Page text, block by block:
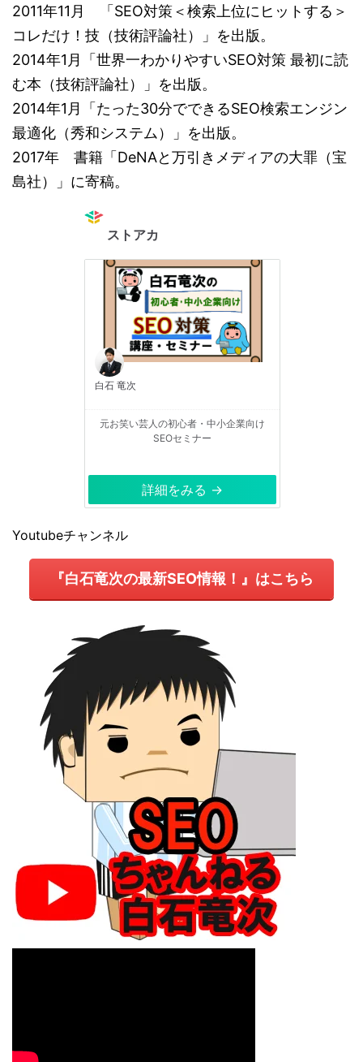
2011年11月 「SEO対策＜検索上位にヒットする＞
コレだけ！技（技術評論社）」を出版。
2014年1月「世界一わかりやすいSEO対策 最初に読
む本（技術評論社）」を出版。
2014年1月「たった30分でできるSEO検索エンジン
最適化（秀和システム）」を出版。
2017年 書籍「DeNAと万引きメディアの大罪（宝
島社）」に寄稿。
ストアカ
白石 竜次
元お笑い芸人の初心者・中小企業向け
SEOセミナー
詳細をみる →
Youtubeチャンネル
『白石竜次の最新SEO情報！』はこちら